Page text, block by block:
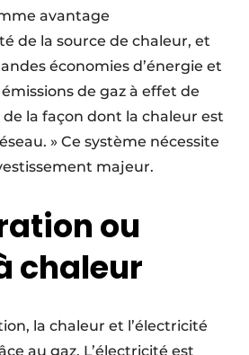
avantage
de la source de chaleur, et
économies d’énergie et
de gaz à effet de
la façon dont la chaleur est
» Ce système nécessite
majeur.
ou
chaleur
la chaleur et l’électricité
au gaz. L’électricité est